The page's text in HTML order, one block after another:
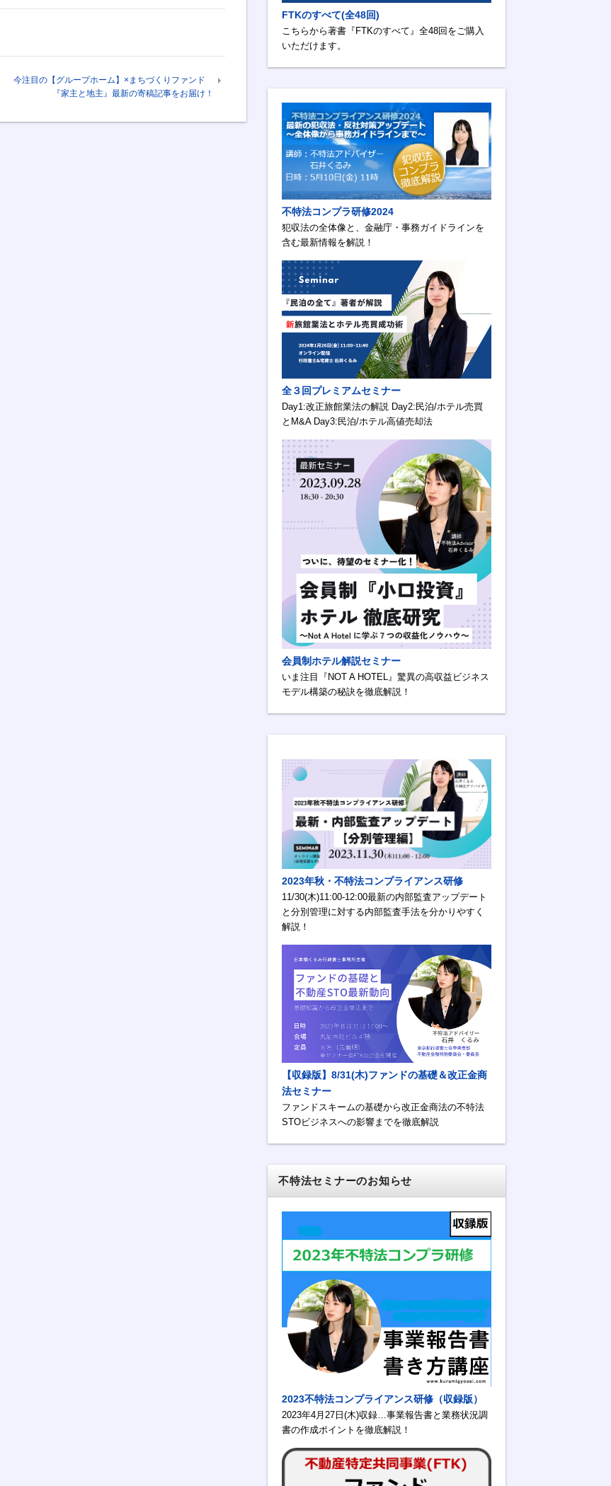
今注目の【グループホーム】×まちづくりファンド
『家主と地主』最新の寄稿記事をお届け！
FTKのすべて(全48回)
こちらから著書『FTKのすべて』全48回をご購入
いただけます。
不特法コンプラ研修2024
犯収法の全体像と、金融庁・事務ガイドラインを
含む最新情報を解説！
全３回プレミアムセミナー
Day1:改正旅館業法の解説 Day2:民泊/ホテル売買
とM&A Day3:民泊/ホテル高値売却法
会員制ホテル解説セミナー
いま注目『NOT A HOTEL』驚異の高収益ビジネス
モデル構築の秘訣を徹底解説！
2023年秋・不特法コンプライアンス研修
11/30(木)11:00-12:00最新の内部監査アップデート
と分別管理に対する内部監査手法を分かりやすく
解説！
【収録版】8/31(木)ファンドの基礎＆改正金商
法セミナー
ファンドスキームの基礎から改正金商法の不特法
STOビジネスへの影響までを徹底解説
不特法セミナーのお知らせ
2023不特法コンプライアンス研修（収録版）
2023年4月27日(木)収録…事業報告書と業務状況調
書の作成ポイントを徹底解説！